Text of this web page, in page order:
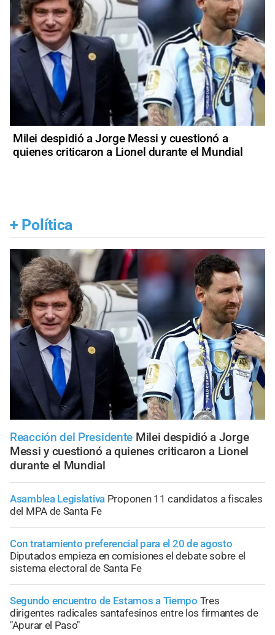
Milei despidió a Jorge Messi y cuestionó a
quienes criticaron a Lionel durante el Mundial
+ Política
Reacción del Presidente Milei despidió a Jorge
Messi y cuestionó a quienes criticaron a Lionel
durante el Mundial
Asamblea Legislativa Proponen 11 candidatos a fiscales
del MPA de Santa Fe
Con tratamiento preferencial para el 20 de agosto
Diputados empieza en comisiones el debate sobre el
sistema electoral de Santa Fe
Segundo encuentro de Estamos a Tiempo Tres
dirigentes radicales santafesinos entre los firmantes de
"Apurar el Paso"